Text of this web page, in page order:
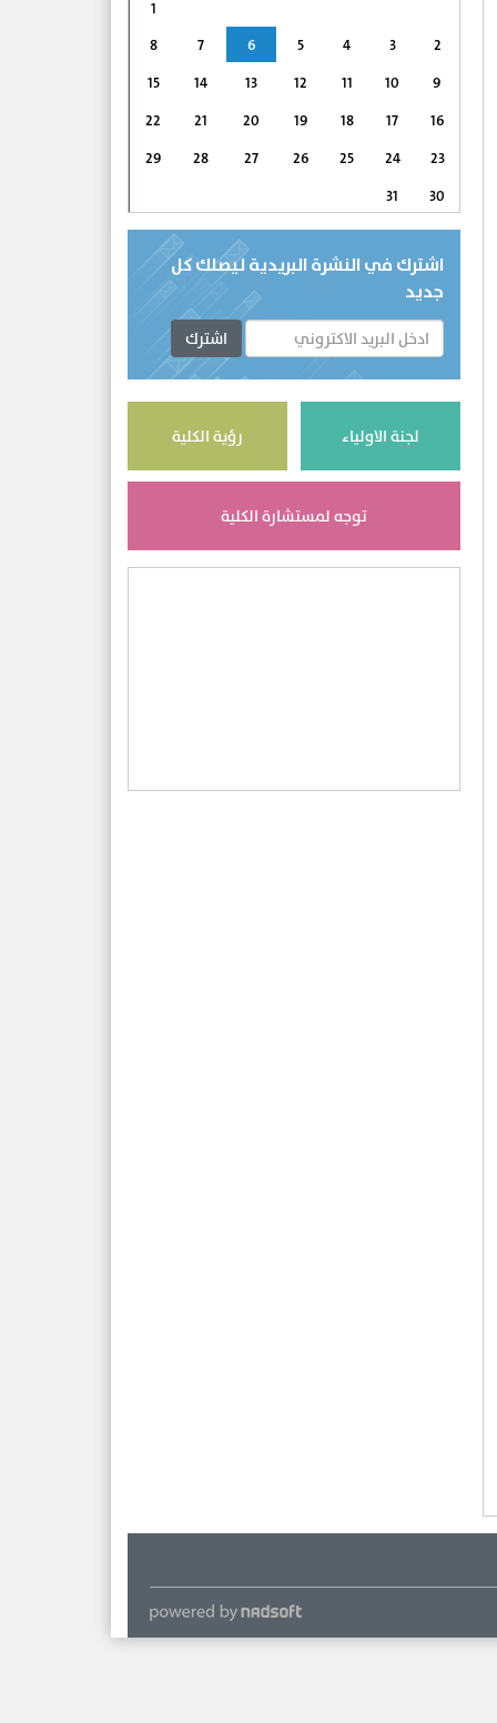
1
2
3
4
5
6
7
8
9
10
11
12
13
14
15
16
17
18
19
20
21
22
23
24
25
26
27
28
29
30
31
اشترك في النشرة البريدية ليصلك كل
جديد
اشترك
لجنة الاولياء رؤية الكلية
توجه لمستشارة الكلية